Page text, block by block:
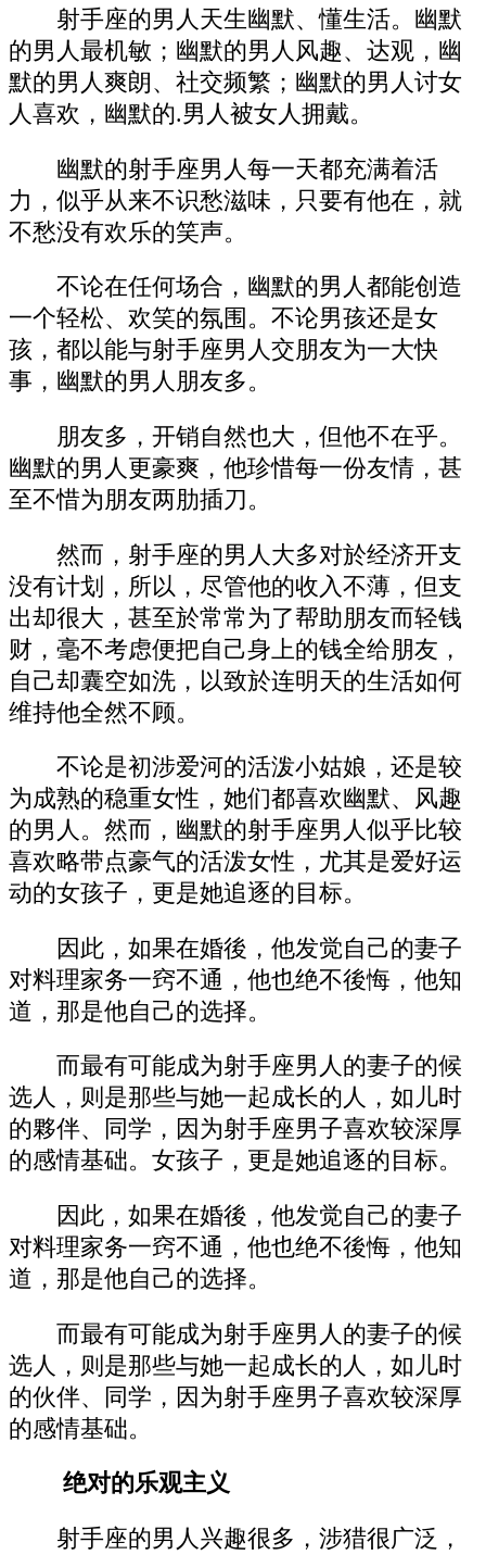
射手座的男人天生幽默、懂生活。幽默
的男人最机敏；幽默的男人风趣、达观，幽
默的男人爽朗、社交频繁；幽默的男人讨女
人喜欢，幽默的.男人被女人拥戴。
幽默的射手座男人每一天都充满着活
力，似乎从来不识愁滋味，只要有他在，就
不愁没有欢乐的笑声。
不论在任何场合，幽默的男人都能创造
一个轻松、欢笑的氛围。不论男孩还是女
孩，都以能与射手座男人交朋友为一大快
事，幽默的男人朋友多。
朋友多，开销自然也大，但他不在乎。
幽默的男人更豪爽，他珍惜每一份友情，甚
至不惜为朋友两肋插刀。
然而，射手座的男人大多对於经济开支
没有计划，所以，尽管他的收入不薄，但支
出却很大，甚至於常常为了帮助朋友而轻钱
财，毫不考虑便把自己身上的钱全给朋友，
自己却囊空如洗，以致於连明天的生活如何
维持他全然不顾。
不论是初涉爱河的活泼小姑娘，还是较
为成熟的稳重女性，她们都喜欢幽默、风趣
的男人。然而，幽默的射手座男人似乎比较
喜欢略带点豪气的活泼女性，尤其是爱好运
动的女孩子，更是她追逐的目标。
因此，如果在婚後，他发觉自己的妻子
对料理家务一窍不通，他也绝不後悔，他知
道，那是他自己的选择。
而最有可能成为射手座男人的妻子的候
选人，则是那些与她一起成长的人，如儿时
的夥伴、同学，因为射手座男子喜欢较深厚
的感情基础。女孩子，更是她追逐的目标。
因此，如果在婚後，他发觉自己的妻子
对料理家务一窍不通，他也绝不後悔，他知
道，那是他自己的选择。
而最有可能成为射手座男人的妻子的候
选人，则是那些与她一起成长的人，如儿时
的伙伴、同学，因为射手座男子喜欢较深厚
的感情基础。
绝对的乐观主义
射手座的男人兴趣很多，涉猎很广泛，